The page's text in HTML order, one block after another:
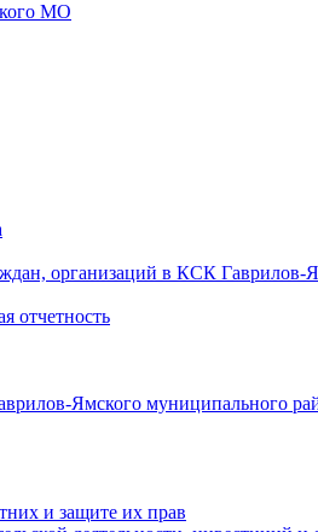
МО
организаций в КСК Гаврилов-
отчетность
Ямского муниципального
и защите их прав